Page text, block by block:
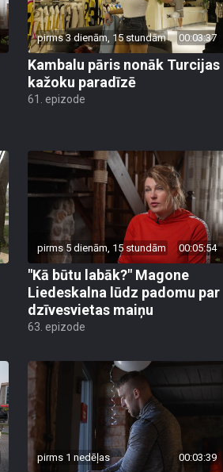
pirms 3 dienām, 15 stundām 00:03:37
Kambalu pāris nonāk Turcijas
kažoku paradīzē
61. epizode
pirms 5 dienām, 15 stundām 00:05:54
"Kā būtu labāk?" Magone
Liedeskalna lūdz padomu par
dzīvesvietas maiņu
63. epizode
pirms 1 nedēļas 00:03:39